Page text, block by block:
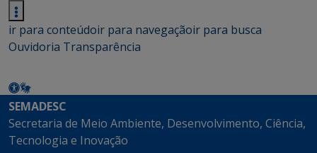
ir para conteúdoir para navegaçãoir para busca
Ouvidoria Transparência
SEMADESC
Secretaria de Meio Ambiente, Desenvolvimento, Ciência,
Tecnologia e Inovação